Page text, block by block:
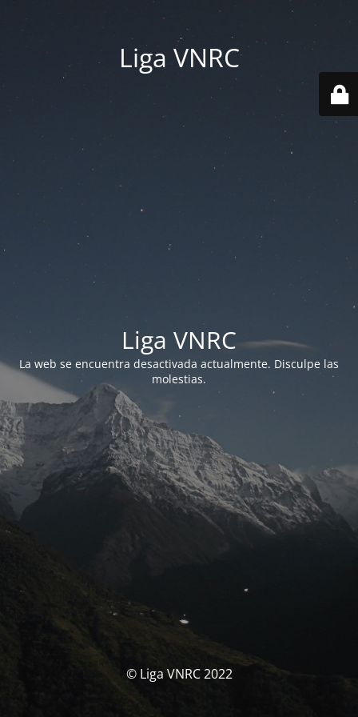
Liga VNRC
Liga VNRC
La web se encuentra desactivada actualmente. Disculpe las
molestias.
© Liga VNRC 2022